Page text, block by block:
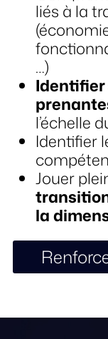
liés à la
…)
l’échelle
Identifier
Jouer
la